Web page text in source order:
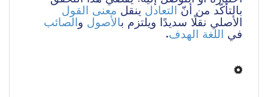
بالتأكّد من أنّ التعادل ينقل معنى القول
الأصلي نقلًا سديدًا ويلتزم بالأصول والصائب
في اللغة الهدف.